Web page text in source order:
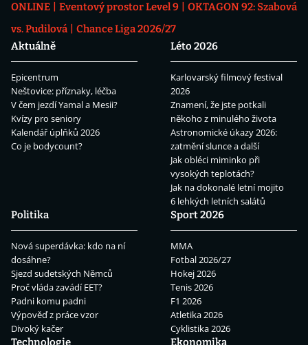
ONLINE
Eventový prostor Level 9
OKTAGON 92: Szabová
vs. Pudilová
Chance Liga 2026/27
Aktuálně
Epicentrum
Neštovice: příznaky, léčba
V čem jezdí Yamal a Mesii?
Kvízy pro seniory
Kalendář úplňků 2026
Co je bodycount?
Léto 2026
Karlovarský filmový festival
2026
Znamení, že jste potkali
někoho z minulého života
Astronomické úkazy 2026:
zatmění slunce a další
Jak obléci miminko při
vysokých teplotách?
Jak na dokonalé letní mojito
6 lehkých letních salátů
Politika
Nová superdávka: kdo na ní
dosáhne?
Sjezd sudetských Němců
Proč vláda zavádí EET?
Padni komu padni
Výpověď z práce vzor
Divoký kačer
Sport 2026
MMA
Fotbal 2026/27
Hokej 2026
Tenis 2026
F1 2026
Atletika 2026
Cyklistika 2026
Technologie
Ekonomika